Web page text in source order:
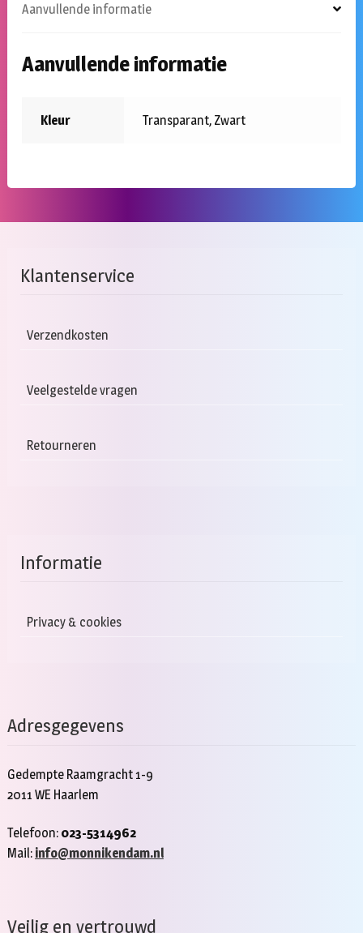
Aanvullende informatie
Aanvullende informatie
Kleur Transparant, Zwart
Klantenservice
Verzendkosten
Veelgestelde vragen
Retourneren
Informatie
Privacy & cookies
Adresgegevens
Gedempte Raamgracht 1-9
2011 WE Haarlem
Telefoon: 023-5314962
Mail: info@monnikendam.nl
Veilig en vertrouwd